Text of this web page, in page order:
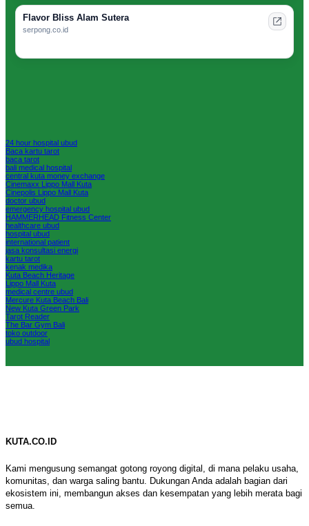
Flavor Bliss Alam Sutera
serpong.co.id
24 hour hospital ubud
Baca kartu tarot
baca tarot
bali medical hospital
central kuta money exchange
Cinemaxx Lippo Mall Kuta
Cinepolis Lippo Mall Kuta
doctor ubud
emergency hospital ubud
HAMMERHEAD Fitness Center
healthcare ubud
hospital ubud
international patient
jasa konsultasi energi
kartu tarot
kenak medika
Kuta Beach Heritage
Lippo Mall Kuta
medical centre ubud
Mercure Kuta Beach Bali
New Kuta Green Park
Tarot Reader
The Bar Gym Bali
toko outdoor
ubud hospital
KUTA.CO.ID
Kami mengusung semangat gotong royong digital, di mana pelaku usaha,
komunitas, dan warga saling bantu. Dukungan Anda adalah bagian dari
ekosistem ini, membangun akses dan kesempatan yang lebih merata bagi
semua.